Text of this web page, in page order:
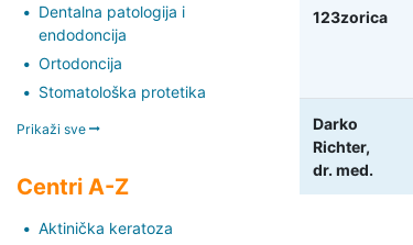
Dentalna patologija i
endodoncija
Ortodoncija
Stomatološka protetika
Prikaži sve
Centri A-Z
Aktinička keratoza
123zorica
Darko
Richter,
dr. med.